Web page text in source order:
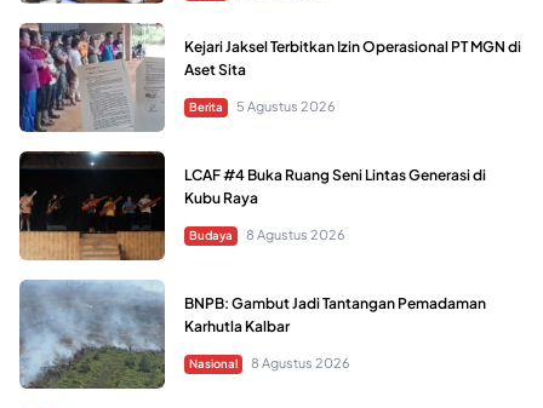
Kejari Jaksel Terbitkan Izin Operasional PT MGN di
Aset Sita
Berita 5 Agustus 2026
LCAF #4 Buka Ruang Seni Lintas Generasi di
Kubu Raya
Budaya 8 Agustus 2026
BNPB: Gambut Jadi Tantangan Pemadaman
Karhutla Kalbar
Nasional 8 Agustus 2026